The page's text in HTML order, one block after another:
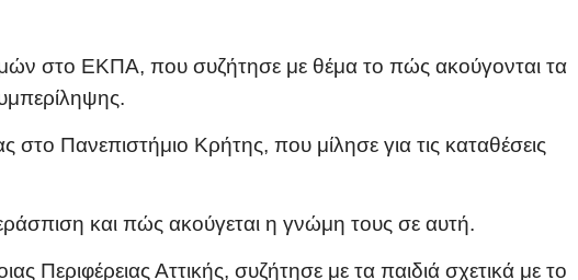
στο ΕΚΠΑ, που συζήτησε με θέμα το πώς ακούγονται τα
στο Πανεπιστήμιο Κρήτης, που μίλησε για τις καταθέσεις
και πώς ακούγεται η γνώμη τους σε αυτή.
Περιφέρειας Αττικής, συζήτησε με τα παιδιά σχετικά με το